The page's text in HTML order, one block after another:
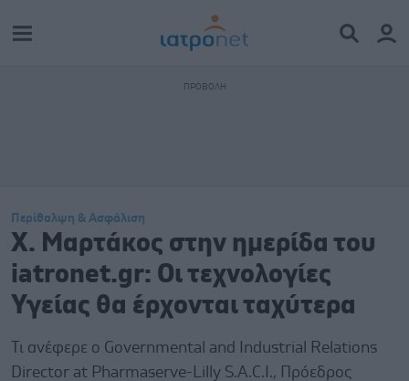
Περίθαλψη & Ασφάλιση
Χ. Μαρτάκος στην ημερίδα του
iatronet.gr: Οι τεχνολογίες
Υγείας θα έρχονται ταχύτερα
Τι ανέφερε ο Governmental and Industrial Relations
Director at Pharmaserve-Lilly S.A.C.I., Πρόεδρος